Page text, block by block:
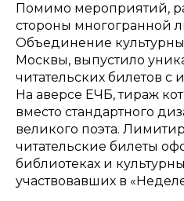
Помимо мероприятий,
стороны многогранной
Объединение
Москвы, выпустило
читательских билетов с
На аверсе ЕЧБ, тираж
вместо стандартного
великого поэта.
читательские билеты
библиотеках и
участвовавших в